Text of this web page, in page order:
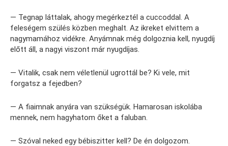
— Tegnap láttalak, ahogy megérkeztél a cuccoddal. A
feleségem szülés közben meghalt. Az ikreket elvittem a
nagymamához vidékre. Anyámnak még dolgoznia kell, nyugdíj
előtt áll, a nagyi viszont már nyugdíjas.
— Vitalik, csak nem véletlenül ugrottál be? Ki vele, mit
forgatsz a fejedben?
— A fiaimnak anyára van szükségük. Hamarosan iskolába
mennek, nem hagyhatom őket a faluban.
— Szóval neked egy bébiszitter kell? De én dolgozom.